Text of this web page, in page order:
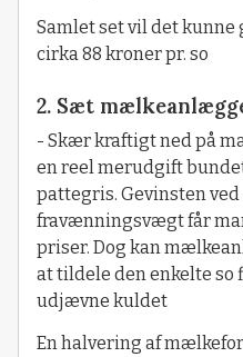
Samlet set vil det kunne
cirka 88 kroner pr. so
2. Sæt
- Skær kraftigt ned på
en reel merudgift
pattegris. Gevinsten ved
fravænningsvægt får
priser. Dog kan
at tildele den enkelte so
udjævne kuldet
En halvering af